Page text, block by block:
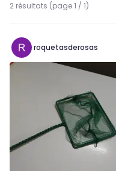
2 résultats (page 1 / 1)
roquetasderosas